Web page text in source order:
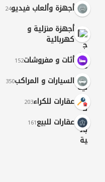
أجهزة وألعاب فيديو24
أجهزة منزلية و
كهربائية
أثات و مفروشات152
السيارات و المراكب350
عقارات للكراء203
عقارات للبيع161